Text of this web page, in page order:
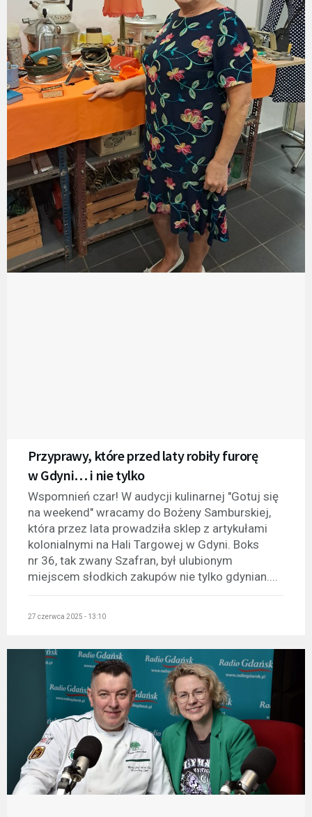
Przyprawy, które przed laty robiły furorę
w Gdyni… i nie tylko
Wspomnień czar! W audycji kulinarnej "Gotuj się
na weekend" wracamy do Bożeny Samburskiej,
która przez lata prowadziła sklep z artykułami
kolonialnymi na Hali Targowej w Gdyni. Boks
nr 36, tak zwany Szafran, był ulubionym
miejscem słodkich zakupów nie tylko gdynian....
27 czerwca 2025 - 13:10